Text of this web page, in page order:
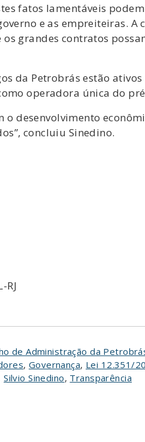
fatos lamentáveis
e as empreiteiras.
grandes contratos
da Petrobrás estão
operadora única do
o desenvolvimento
concluiu Sinedino.
RJ
de Administração da
, Governança, Lei 12.351/
Silvio Sinedino, Transparência